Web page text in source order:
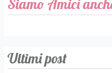
Siamo Amici
Ultimi post